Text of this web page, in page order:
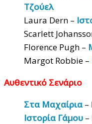
Τζούελ
Laura Dern –
Scarlett
Florence Pugh –
Margot Robbie –
Αυθεντικό Σενάριο
Στα Μαχαίρια –
Ιστορία Γάμου